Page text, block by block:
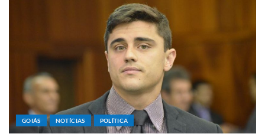
GOIÁS NOTÍCIAS POLÍTICA